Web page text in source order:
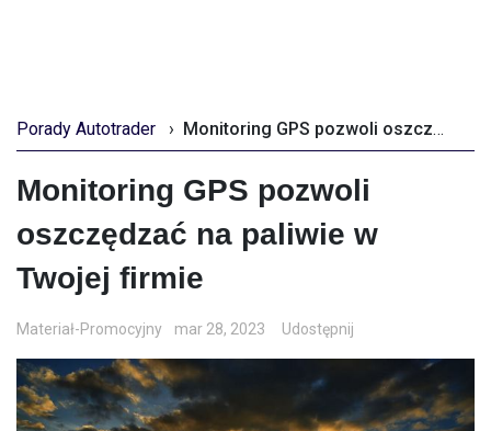
Porady Autotrader › Monitoring GPS pozwoli oszczędzać na paliwie w Twojej firmie
Monitoring GPS pozwoli
oszczędzać na paliwie w
Twojej firmie
Materiał-Promocyjny mar 28, 2023 Udostępnij